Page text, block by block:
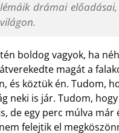
drámai
boldog vagyok, ha
magát a
és köztük én. Tudom,
neki is jár. Tudom,
de egy perc múlva
felejtik el